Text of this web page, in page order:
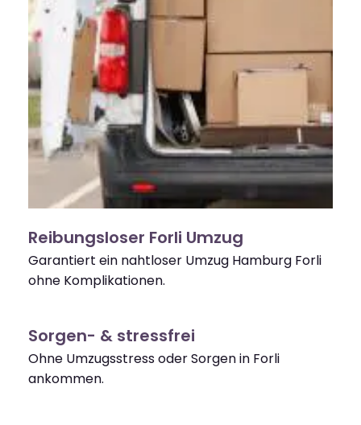
Reibungsloser Forli Umzug
Garantiert ein nahtloser Umzug Hamburg Forli
ohne Komplikationen.
Sorgen- & stressfrei
Ohne Umzugsstress oder Sorgen in Forli
ankommen.